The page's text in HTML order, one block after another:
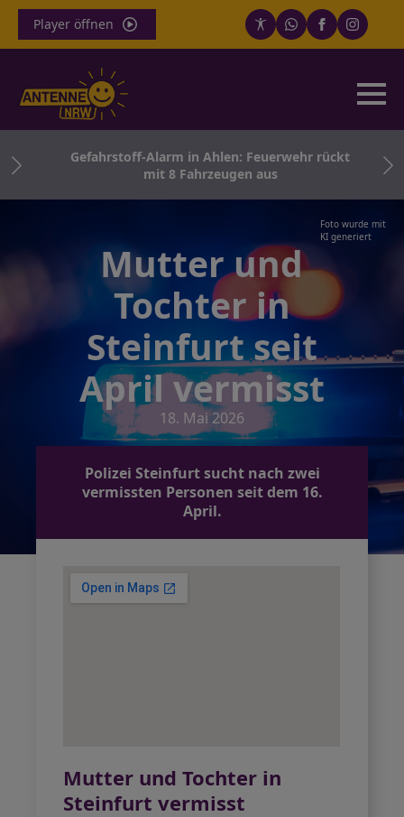
Player öffnen
Gefahrstoff-Alarm in Ahlen: Feuerwehr rückt
mit 8 Fahrzeugen aus
Foto wurde mit
KI generiert
Mutter und
Tochter in
Steinfurt seit
April vermisst
18. Mai 2026
Polizei Steinfurt sucht nach zwei
vermissten Personen seit dem 16.
April.
Mutter und Tochter in
Steinfurt vermisst